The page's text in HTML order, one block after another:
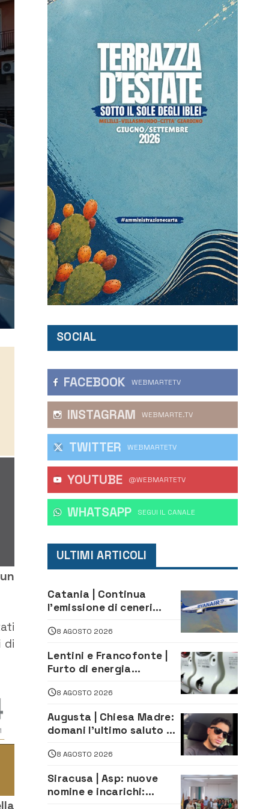
di
SOCIAL
FACEBOOK WEBMARTETV
INSTAGRAM WEBMARTE.TV
TWITTER WEBMARTETV
YOUTUBE @WEBMARTETV
WHATSAPP ‎SEGUI IL CANALE
ULTIMI ARTICOLI
Catania | Continua
l’emissione di ceneri
attività all’aeroporto di
8 AGOSTO 2026
Lentini e Francofonte |
Furto di energia
persone
8 AGOSTO 2026
Augusta | Chiesa Madre:
domani l’ultimo saluto ad
morto in un incidente
8 AGOSTO 2026
Siracusa | Asp: nuove
nomine e incarichi: